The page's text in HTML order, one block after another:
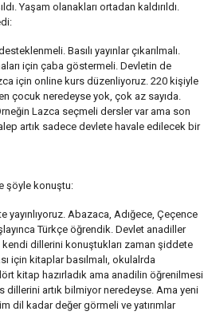
Yaşam olanakları ortadan kaldırıldı.
Basılı yayınlar çıkarılmalı.
için çaba göstermeli. Devletin de
için online kurs düzenliyoruz. 220 kişiyle
çocuk neredeyse yok, çok az sayıda.
Lazca seçmeli dersler var ama son
artık sadece devlete havale edilecek bir
şöyle konuştu:
Abazaca, Adığece, Çeçence
Türkçe öğrendik. Devlet anadiller
dillerini konuştukları zaman şiddete
için kitaplar basılmalı, okulalrda
kitap hazırladık ama anadilin öğrenilmesi
dillerini artık bilmiyor neredeyse. Ama yeni
dil kadar değer görmeli ve yatırımlar